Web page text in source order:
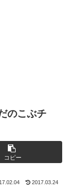
のこぶチ
コピー
2017.03.24